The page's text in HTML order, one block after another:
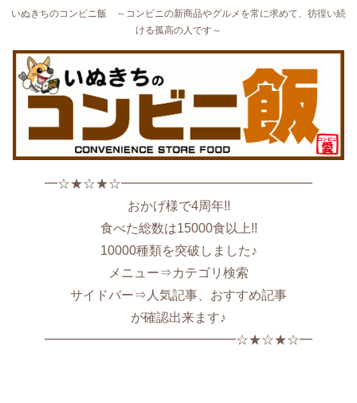
いぬきちのコンビニ飯 ～コンビニの新商品やグルメを常に求めて、彷徨い続
ける孤高の人です～
━☆★☆★☆━━━━━━━━━━━━━━━
おかげ様で4周年!!
食べた総数は15000食以上!!
10000種類を突破しました♪
メニュー⇒カテゴリ検索
サイドバー⇒人気記事、おすすめ記事
が確認出来ます♪
━━━━━━━━━━━━━━━☆★☆★☆━